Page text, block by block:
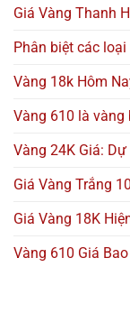
Giá Vàng Thanh
Phân biệt các
Vàng 18k Hôm
Vàng 610 là vàng
Vàng 24K Giá:
Giá Vàng Trắng
Giá Vàng 18K
Vàng 610 Giá